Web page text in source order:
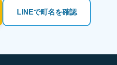
LINEで町名を確認